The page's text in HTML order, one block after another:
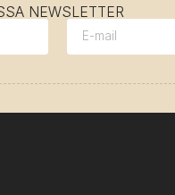
NEWSLETTER